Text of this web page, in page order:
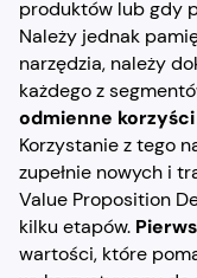
produktów lub gdy
Należy jednak
narzędzia, należy
każdego z
odmienne korzyści
Korzystanie z tego
zupełnie nowych i
Value Proposition
kilku etapów.
wartości, które